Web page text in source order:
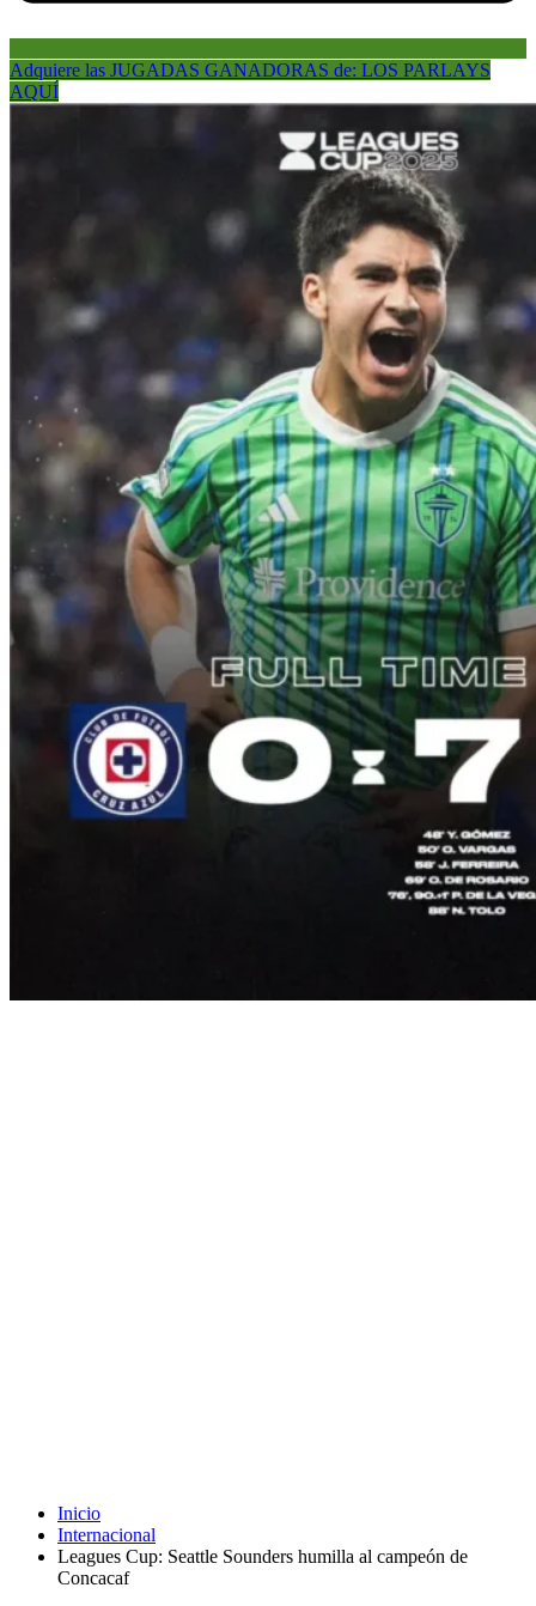
Adquiere las JUGADAS GANADORAS de: LOS PARLAYS
AQUÍ
Inicio
Internacional
Leagues Cup: Seattle Sounders humilla al campeón de
Concacaf